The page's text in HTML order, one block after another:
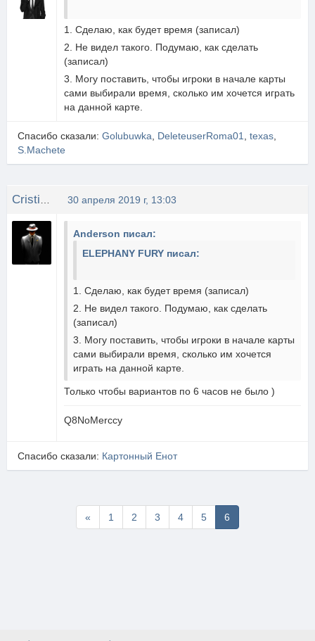
1. Сделаю, как будет время (записал)
2. Не видел такого. Подумаю, как сделать
(записал)
3. Могу поставить, чтобы игроки в начале карты
сами выбирали время, сколько им хочется играть
на данной карте.
Спасибо сказали: Golubuwka DeleteuserRoma01 texas
S.Machete
30 апреля 2019 г, 13:03
Anderson писал:
ELEPHANY FURY писал:
1. Сделаю, как будет время (записал)
2. Не видел такого. Подумаю, как сделать
(записал)
3. Могу поставить, чтобы игроки в начале карты
сами выбирали время, сколько им хочется
играть на данной карте.
Только чтобы вариантов по 6 часов не было )
Q8NoMerccy
Спасибо сказали: Картонный Енот
« Первая
1 2 3 4 5 6